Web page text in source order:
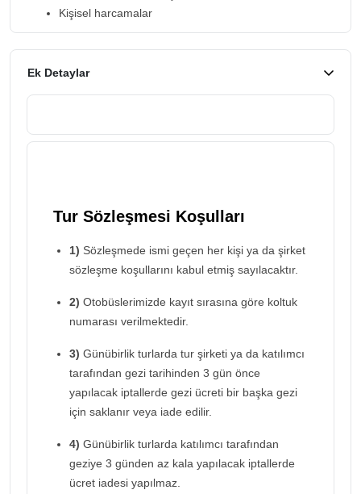
Kişisel harcamalar
Ek Detaylar
Tur Sözleşmesi Koşulları
1) Sözleşmede ismi geçen her kişi ya da şirket
sözleşme koşullarını kabul etmiş sayılacaktır.
2) Otobüslerimizde kayıt sırasına göre koltuk
numarası verilmektedir.
3) Günübirlik turlarda tur şirketi ya da katılımcı
tarafından gezi tarihinden 3 gün önce
yapılacak iptallerde gezi ücreti bir başka gezi
için saklanır veya iade edilir.
4) Günübirlik turlarda katılımcı tarafından
geziye 3 günden az kala yapılacak iptallerde
ücret iadesi yapılmaz.